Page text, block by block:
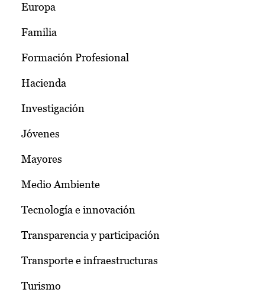
Europa
Familia
Formación Profesional
Hacienda
Investigación
Jóvenes
Mayores
Medio Ambiente
Tecnología e innovación
Transparencia y participación
Transporte e infraestructuras
Turismo